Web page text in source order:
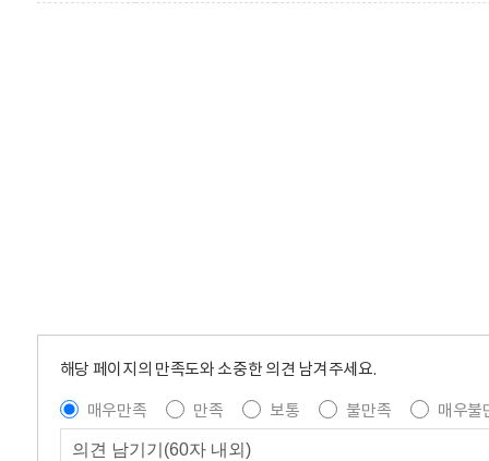
해당 페이지의 만족도와 소중한 의견 남겨주세요.
매우만족
만족 보통 불만족 매우불